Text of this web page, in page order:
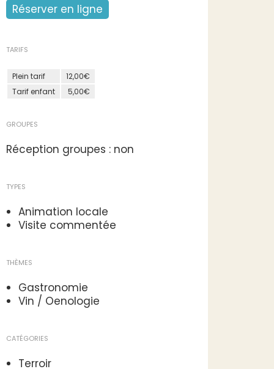
Réserver en ligne
TARIFS
Plein tarif
12,00€
Tarif enfant
5,00€
GROUPES
Réception groupes : non
TYPES
Animation locale
Visite commentée
THÈMES
Gastronomie
Vin / Oenologie
CATÉGORIES
Terroir